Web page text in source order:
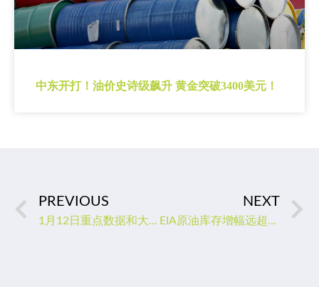
中东开打！油价史诗级飙升 黄金突破3400美元！
PREVIOUS
1月12日重点数据和大事件前瞻
NEXT
EIA原油库存增幅远超预期，美油短线维持震荡攀升